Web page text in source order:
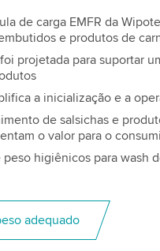
de carga EMFR da
e produtos de
projetada para suportar
a inicialização e a
de salsichas e
o valor para o
higiênicos para wash
adequado